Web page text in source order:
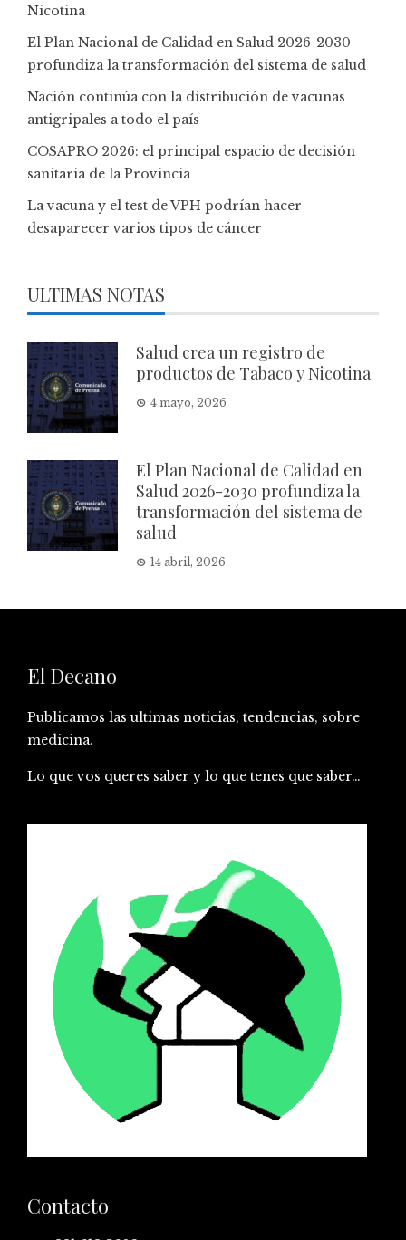
Nicotina
El Plan Nacional de Calidad en Salud 2026-2030
profundiza la transformación del sistema de salud
Nación continúa con la distribución de vacunas
antigripales a todo el país
COSAPRO 2026: el principal espacio de decisión
sanitaria de la Provincia
La vacuna y el test de VPH podrían hacer
desaparecer varios tipos de cáncer
ULTIMAS NOTAS
Salud crea un registro de
productos de Tabaco y Nicotina
4 mayo, 2026
El Plan Nacional de Calidad en
Salud 2026-2030 profundiza la
transformación del sistema de
salud
14 abril, 2026
El Decano
Publicamos las ultimas noticias, tendencias, sobre
medicina.
Lo que vos queres saber y lo que tenes que saber…
Contacto